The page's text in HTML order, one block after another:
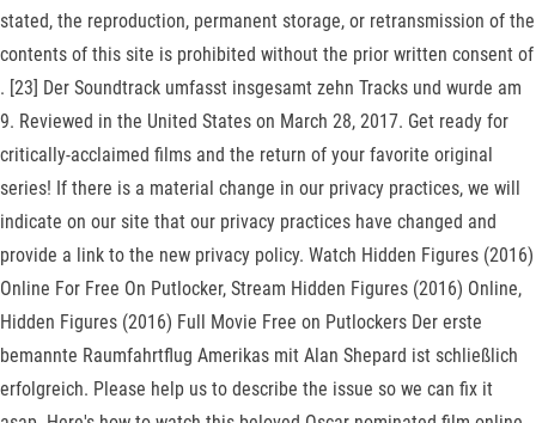
stated, the reproduction, permanent storage, or retransmission of the
contents of this site is prohibited without the prior written consent of
. [23] Der Soundtrack umfasst insgesamt zehn Tracks und wurde am
9. Reviewed in the United States on March 28, 2017. Get ready for
critically-acclaimed films and the return of your favorite original
series! If there is a material change in our privacy practices, we will
indicate on our site that our privacy practices have changed and
provide a link to the new privacy policy. Watch Hidden Figures (2016)
Online For Free On Putlocker, Stream Hidden Figures (2016) Online,
Hidden Figures (2016) Full Movie Free on Putlockers Der erste
bemannte Raumfahrtflug Amerikas mit Alan Shepard ist schließlich
erfolgreich. Please help us to describe the issue so we can fix it